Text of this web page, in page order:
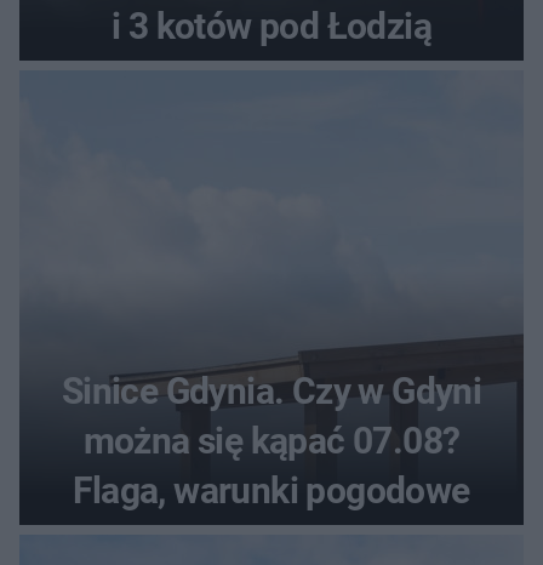
i 3 kotów pod Łodzią
Sinice Gdynia. Czy w Gdyni
można się kąpać 07.08?
Flaga, warunki pogodowe